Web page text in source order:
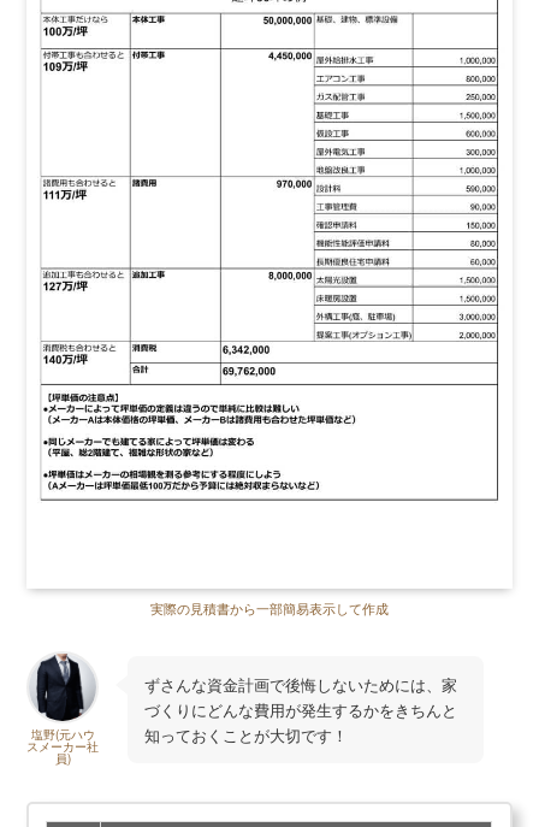
実際の見積書から一部簡易表示して作成
塩野(元ハウ
スメーカー社
員)
ずさんな資金計画で後悔しないためには、家
づくりにどんな費用が発生するかをきちんと
知っておくことが大切です！